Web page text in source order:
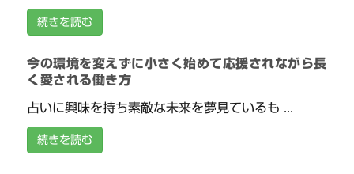
続きを読む
今の環境を変えずに小さく始めて応援されながら長
く愛される働き方
占いに興味を持ち素敵な未来を夢見ているも ...
続きを読む